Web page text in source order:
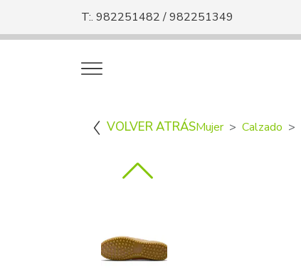
T:. 982251482 / 982251349
VOLVER ATRÁSMujer Calzado